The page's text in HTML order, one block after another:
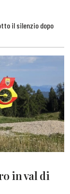
il silenzio dopo
in val di